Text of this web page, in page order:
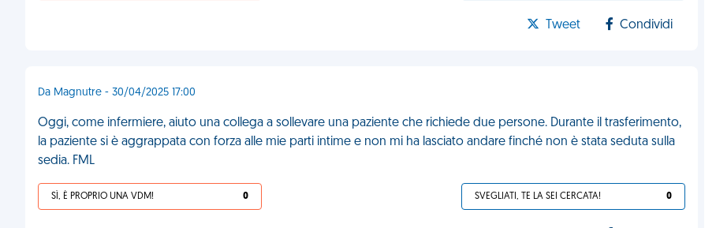
Tweet Condividi
Da Magnutre - 30/04/2025 17:00
Oggi, come infermiere, aiuto una collega a sollevare una paziente che richiede due persone. Durante il trasferimento,
la paziente si è aggrappata con forza alle mie parti intime e non mi ha lasciato andare finché non è stata seduta sulla
sedia. FML
SÌ, È PROPRIO UNA VDM! 0 SVEGLIATI, TE LA SEI CERCATA! 0